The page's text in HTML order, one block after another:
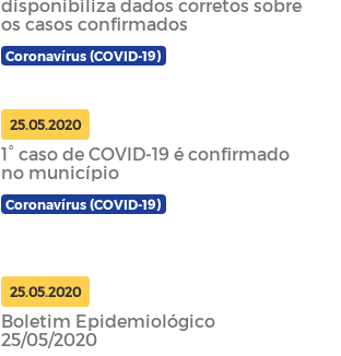
disponibiliza dados corretos sobre
os casos confirmados
Coronavírus (COVID-19)
25.05.2020
1° caso de COVID-19 é confirmado
no município
Coronavírus (COVID-19)
25.05.2020
Boletim Epidemiológico
25/05/2020